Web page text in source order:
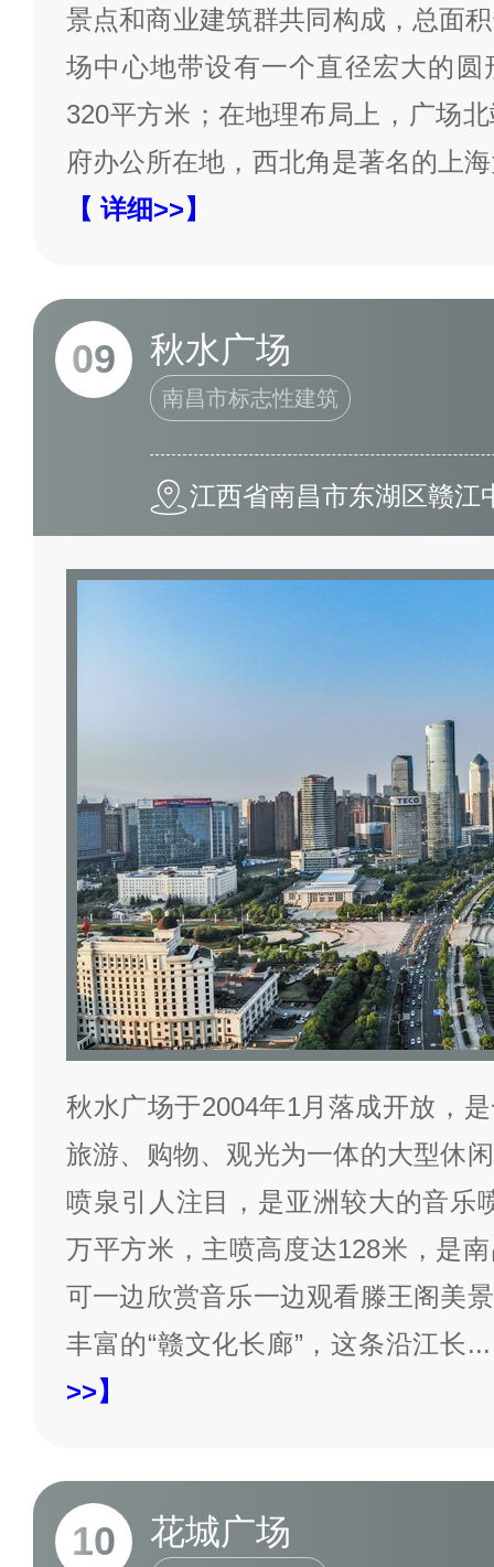
景点和商业建筑群共同构成，总面
场中心地带设有一个直径宏大的
320平方米；在地理布局上，广场
府办公所在地，西北角是著名的上
【 详细>>】
09 秋水广场
南昌市标志性建筑
江西省南昌市东湖区赣江
秋水广场于2004年1月落成开放，
旅游、购物、观光为一体的大型休
喷泉引人注目，是亚洲较大的音乐
万平方米，主喷高度达128米，是
可一边欣赏音乐一边观看滕王阁美
丰富的“赣文化长廊”，这条沿江长...
>>】
10 花城广场